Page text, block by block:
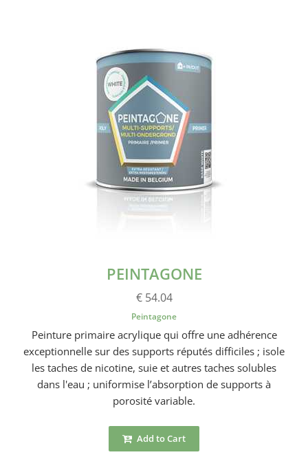
PEINTAGONE
€ 54.04
Peintagone
Peinture primaire acrylique qui offre une adhérence
exceptionnelle sur des supports réputés difficiles ; isole
les taches de nicotine, suie et autres taches solubles
dans l'eau ; uniformise l’absorption de supports à
porosité variable.
Add to Cart